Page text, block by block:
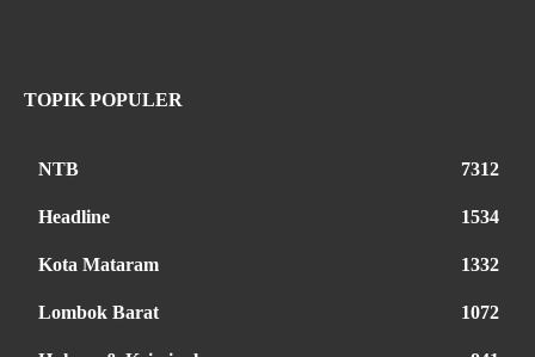
TOPIK POPULER
NTB 7312
Headline 1534
Kota Mataram 1332
Lombok Barat 1072